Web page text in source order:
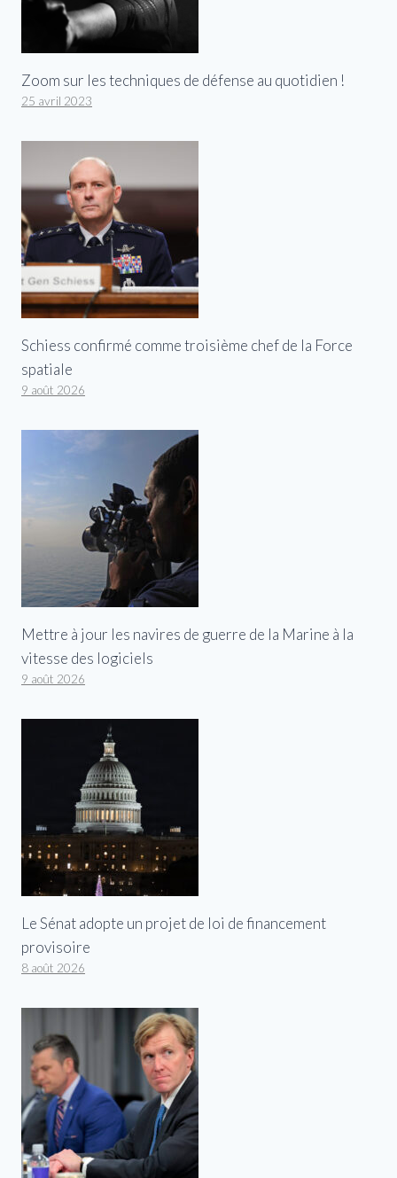
Zoom sur les techniques de défense au quotidien !
25 avril 2023
Schiess confirmé comme troisième chef de la Force
spatiale
9 août 2026
Mettre à jour les navires de guerre de la Marine à la
vitesse des logiciels
9 août 2026
Le Sénat adopte un projet de loi de financement
provisoire
8 août 2026